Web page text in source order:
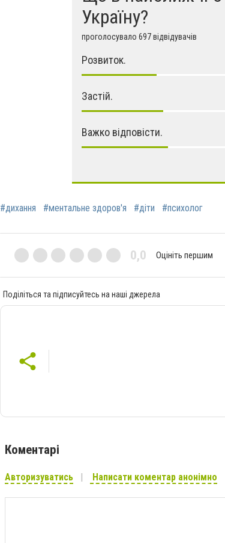
Україну?
проголосувало 697 відвідувачів
Розвиток.
Застій.
Важко відповісти.
#дихання #ментальне здоров'я #діти #психолог
0,0 Оцініть першим
Поділіться та підписуйтесь на наші джерела
Коментарі
Авторизуватись Написати коментар анонімно